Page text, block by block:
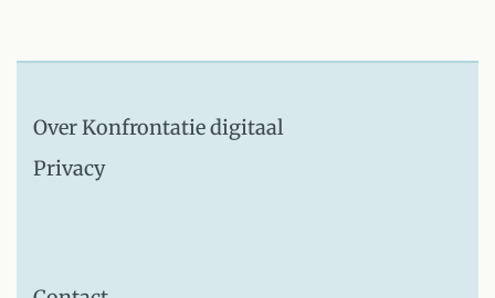
Over Konfrontatie digitaal
Privacy